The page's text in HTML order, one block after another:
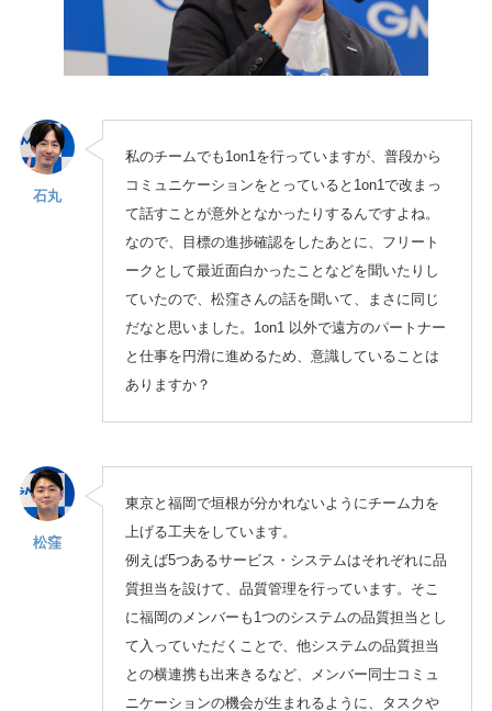
石丸
私のチームでも1on1を行っていますが、普段から
コミュニケーションをとっていると1on1で改まっ
て話すことが意外となかったりするんですよね。
なので、目標の進捗確認をしたあとに、フリート
ークとして最近面白かったことなどを聞いたりし
ていたので、松窪さんの話を聞いて、まさに同じ
だなと思いました。1on1 以外で遠方のパートナー
と仕事を円滑に進めるため、意識していることは
ありますか？
松窪
東京と福岡で垣根が分かれないようにチーム力を
上げる工夫をしています。
例えば5つあるサービス・システムはそれぞれに品
質担当を設けて、品質管理を行っています。そこ
に福岡のメンバーも1つのシステムの品質担当とし
て入っていただくことで、他システムの品質担当
との横連携も出来きるなど、メンバー同士コミュ
ニケーションの機会が生まれるように、タスクや